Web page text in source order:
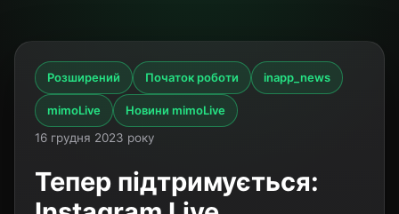
Розширений Початок роботи inapp_news
mimoLive
Новини mimoLive
16 грудня 2023 року
Тепер підтримується: